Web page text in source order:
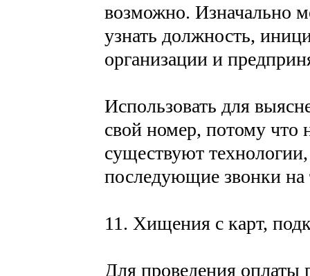
возможно. Изначально
узнать должность,
организации и
Использовать для
свой номер, потому что
существуют
последующие звонки на
11. Хищения с карт,
Для проведения оплаты